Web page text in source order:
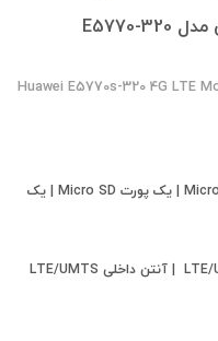
Huawei E5770s-320 4G LTE
یک پورت USB | یک پورت Micro USB | یک پورت Micro SD | یک
یک آنتن داخلی اصلی LTE/UMTS/GSM | آنتن داخلی LTE/UMTS